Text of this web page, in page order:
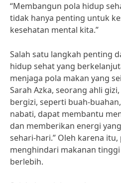
“Membangun pola hidup
tidak hanya penting untuk
kesehatan mental kita.”
Salah satu langkah penting
hidup sehat yang
menjaga pola makan yang
Sarah Azka, seorang ahli
bergizi, seperti buah-
nabati, dapat membantu
dan memberikan energi
sehari-hari.” Oleh karena
menghindari makanan
berlebih.